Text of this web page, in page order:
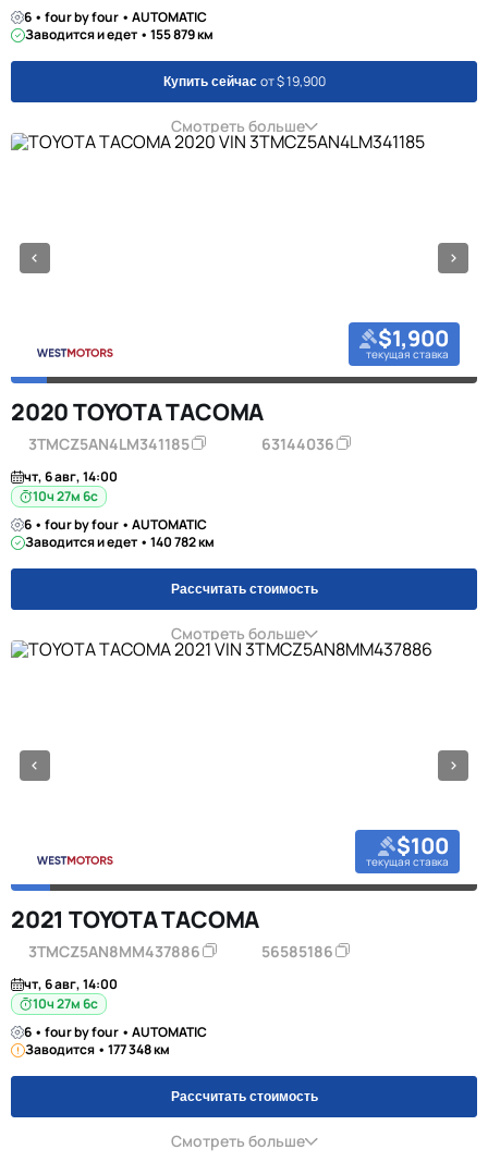
6 • four by four • AUTOMATIC
Заводится и едет • 155 879 км
Купить сейчас от $ 19,900
Смотреть больше
$1,900
текущая ставка
2020 TOYOTA TACOMA
3TMCZ5AN4LM341185 63144036
чт, 6 авг, 14:00
10ч 27м 5с
6 • four by four • AUTOMATIC
Заводится и едет • 140 782 км
Рассчитать стоимость
Смотреть больше
$100
текущая ставка
2021 TOYOTA TACOMA
3TMCZ5AN8MM437886 56585186
чт, 6 авг, 14:00
10ч 27м 5с
6 • four by four • AUTOMATIC
Заводится • 177 348 км
Рассчитать стоимость
Смотреть больше